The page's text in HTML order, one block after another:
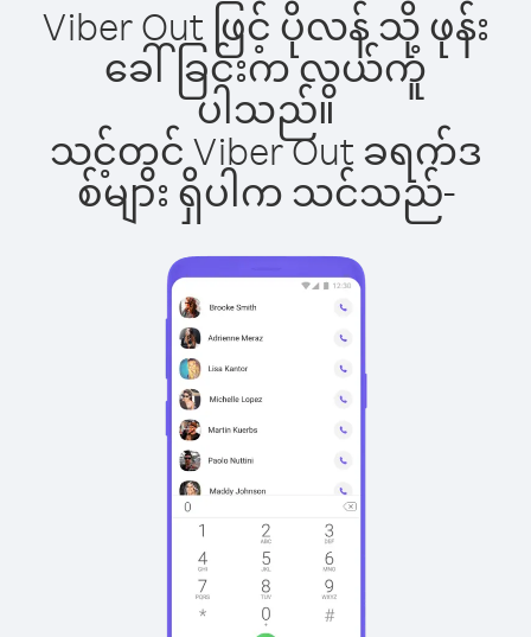
Viber Out ဖြင့် ပိုလန် သို့ ဖုန်း
ခေါ်ခြင်းက လွယ်ကူ
ပါသည်။
သင့်တွင် Viber Out ခရက်ဒ
စ်များ ရှိပါက သင်သည်-